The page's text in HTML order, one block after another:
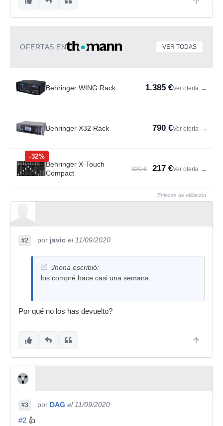
OFERTAS EN VER TODAS
Behringer WING Rack 1.385 €Ver oferta →
Behringer X32 Rack 790 €Ver oferta →
-32%
Behringer X-Touch
Compact
320 € 217 €Ver oferta →
Enlaces de afiliación
#2 por javic el 11/09/2020
Jhona escribió:
los compré hace casi una semana
Por qué no los has devuelto?
#3 por DAG el 11/09/2020
#2 👍